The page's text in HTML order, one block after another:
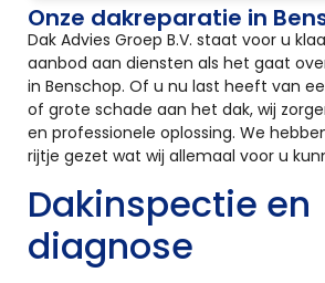
Onze dakreparatie in
Dak Advies Groep B.V. staat voor u
aanbod aan diensten als het gaat
in Benschop. Of u nu last heeft van
of grote schade aan het dak, wij
en professionele oplossing. We
rijtje gezet wat wij allemaal voor u
Dakinspectie en
diagnose